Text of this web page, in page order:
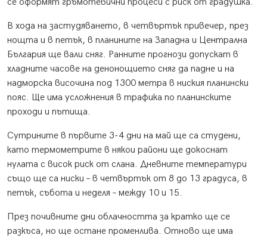
В хода на застудяването, в четвъртък привечер, през
нощта и в петък, в планините на Западна и Централна
България ще вали сняг. Ранните прогнози допускат в
хладните часове на денонощието сняг да падне и на
надморска височина под 1300 метра в ниския планински
пояс. Ще има усложнения в трафика по планинските
проходи и пътища.
Сутрините в първите 3-4 дни на май ще са студени,
като термометрите в някои райони ще докоснат
нулата с висок риск от слана. Дневните температури
също ще са ниски – в четвъртък от 8 до 13 градуса, в
петък, събота и неделя – между 10 и 15.
През почивните дни облачността за кратко ще се
разкъса, но ще остане променлива. Отново ще има